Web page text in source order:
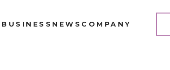
BUSINESS NEWS COMPANY